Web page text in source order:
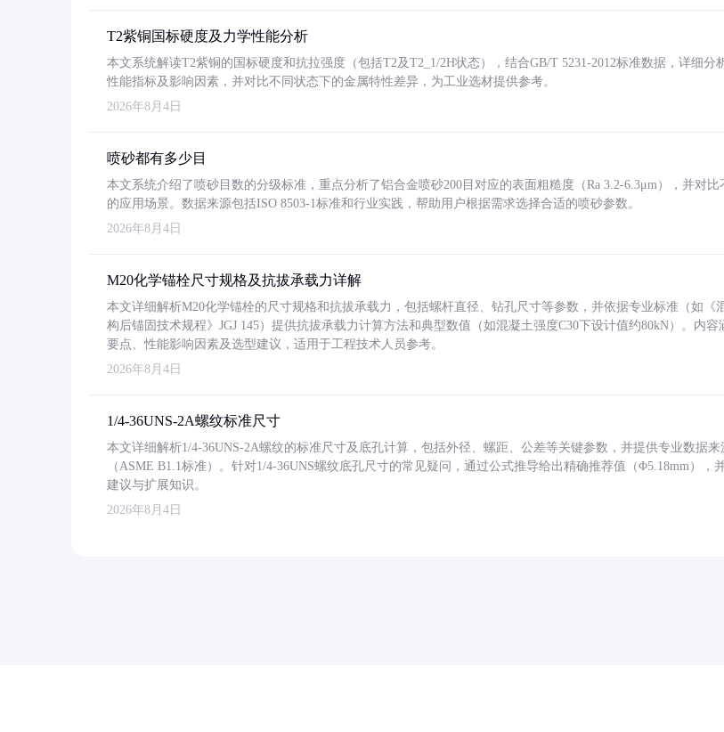
T2紫铜国标硬度及力学性能分析
本文系统解读T2紫铜的国标硬度和抗拉强度（包括T2及T2_1/2H状态），结合GB/T 5231-2012标准数据，详细分
性能指标及影响因素，并对比不同状态下的金属特性差异，为工业选材提供参考。
2026年8月4日
喷砂都有多少目
本文系统介绍了喷砂目数的分级标准，重点分析了铝合金喷砂200目对应的表面粗糙度（Ra 3.2-6.3μm），并对比
的应用场景。数据来源包括ISO 8503-1标准和行业实践，帮助用户根据需求选择合适的喷砂参数。
2026年8月4日
M20化学锚栓尺寸规格及抗拔承载力详解
本文详细解析M20化学锚栓的尺寸规格和抗拔承载力，包括螺杆直径、钻孔尺寸等参数，并依据专业标准（如《
构后锚固技术规程》JGJ 145）提供抗拔承载力计算方法和典型数值（如混凝土强度C30下设计值约80kN）。内容
要点、性能影响因素及选型建议，适用于工程技术人员参考。
2026年8月4日
1/4-36UNS-2A螺纹标准尺寸
本文详细解析1/4-36UNS-2A螺纹的标准尺寸及底孔计算，包括外径、螺距、公差等关键参数，并提供专业数据来
（ASME B1.1标准）。针对1/4-36UNS螺纹底孔尺寸的常见疑问，通过公式推导给出精确推荐值（Φ5.18mm），
建议与扩展知识。
2026年8月4日